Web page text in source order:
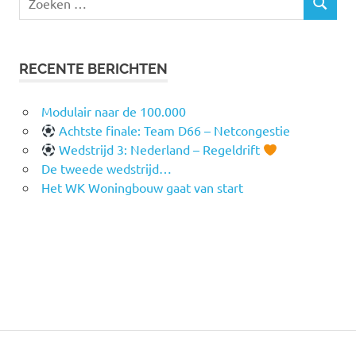
naar:
ZOEKEN
RECENTE BERICHTEN
Modulair naar de 100.000
Achtste finale: Team D66 – Netcongestie
Wedstrijd 3: Nederland – Regeldrift
De tweede wedstrijd…
Het WK Woningbouw gaat van start